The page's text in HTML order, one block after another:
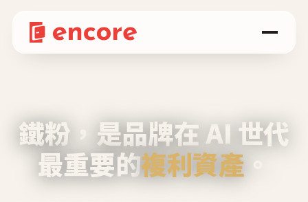
鐵粉，是品牌在 AI 世代
最重要的複利資產 。